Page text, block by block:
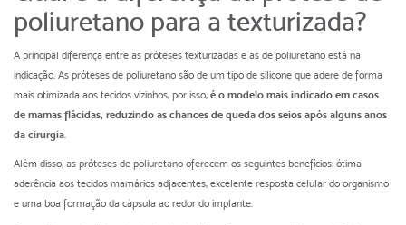
poliuretano para a texturizada?
A principal diferença entre as próteses texturizadas e as de poliuretano está na
indicação. As próteses de poliuretano são de um tipo de silicone que adere de forma
mais otimizada aos tecidos vizinhos, por isso, é o modelo mais indicado em casos
de mamas flácidas, reduzindo as chances de queda dos seios após alguns anos
da cirurgia.
Além disso, as próteses de poliuretano oferecem os seguintes benefícios: ótima
aderência aos tecidos mamários adjacentes, excelente resposta celular do organismo
e uma boa formação da cápsula ao redor do implante.